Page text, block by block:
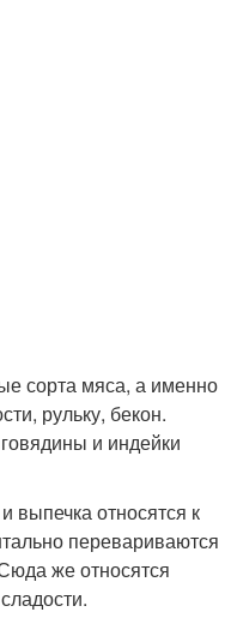
сорта мяса, а именно
рульку, бекон.
и индейки
выпечка относятся к
перевариваются
же относятся